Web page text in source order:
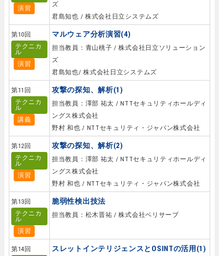
演習
ズ
君島知也 / 株式会社日立システムズ
第10回
テクニカ
ル
演習
マルウェア分析演習(4)
担当教員：青山桃子 / 株式会社日立ソリューション
ズ
君島知也/ 株式会社日立システムズ
第11回
テクニカ
ル
講義
攻撃の探知、解析(1)
担当教員：澤部 祐太 / NTTセキュリティホールディ
ングス株式会社
野村 和也 / NTTセキュリティ・ジャパン株式会社
第12回
テクニカ
ル
演習
攻撃の探知、解析(2)
担当教員：澤部 祐太 / NTTセキュリティホールディ
ングス株式会社
野村 和也 / NTTセキュリティ・ジャパン株式会社
第13回
テクニカ
ル
演習
脆弱性検出技法
担当教員：松木晋祐 / 株式会社ベリサーブ
第14回
スレットインテリジェンスとOSINTの活用(1)